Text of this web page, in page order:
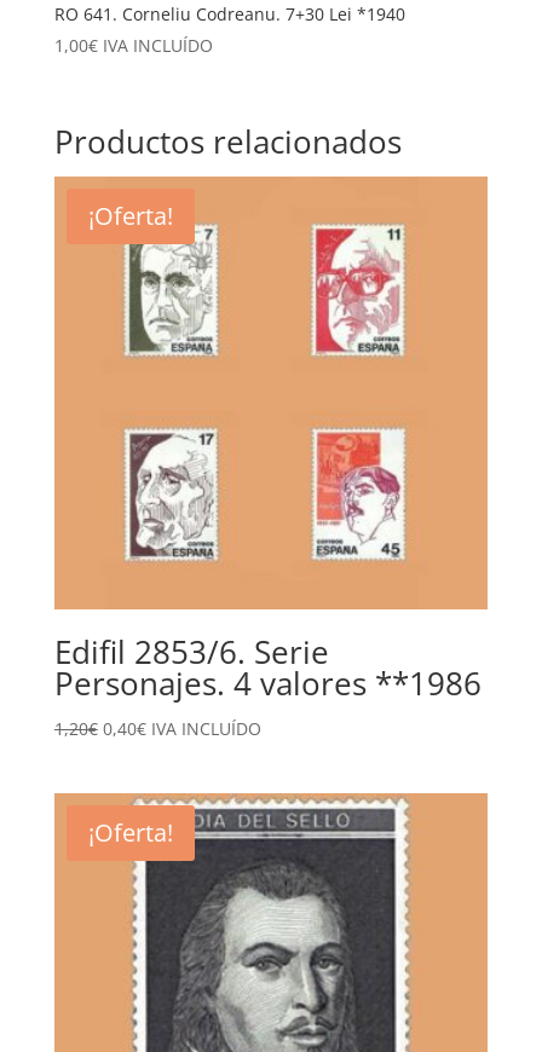
RO 641. Corneliu Codreanu. 7+30 Lei *1940
1,00€ IVA INCLUÍDO
Productos relacionados
¡Oferta!
Edifil 2853/6. Serie
Personajes. 4 valores **1986
1,20€ El
era:
1,20€.
0,40€El
es:
0,40€.
IVA INCLUÍDO
¡Oferta!